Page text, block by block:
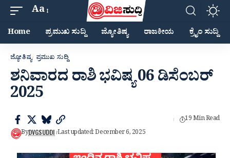
Aa
Home ಪ್ರಮುಖ ಸುದ್ದಿ ಜ್ಯೋತಿಷ್ಯ ರಾಜಕೀಯ ಕ್ರೈಂ ಸುದ್ದಿ
ಜ್ಯೋತಿಷ್ಯ ಪ್ರಮುಖ ಸುದ್ದಿ
ಶನಿವಾರದ ರಾಶಿ ಭವಿಷ್ಯ 06 ಡಿಸೆಂಬರ್
2025
ByDVGSUDDI Last updated: December 6, 2025
19 Min Read